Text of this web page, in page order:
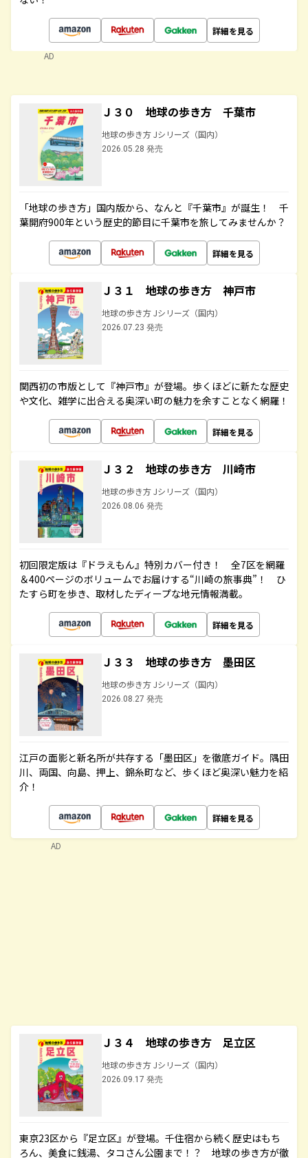
詳細を見る
AD
Ｊ３０ 地球の歩き方 千葉市
地球の歩き方 Jシリーズ（国内）
2026.05.28 発売
「地球の歩き方」国内版から、なんと『千葉市』が誕生！ 千
葉開府900年という歴史的節目に千葉市を旅してみませんか？
詳細を見る
Ｊ３１ 地球の歩き方 神戸市
地球の歩き方 Jシリーズ（国内）
2026.07.23 発売
関西初の市版として『神戸市』が登場。歩くほどに新たな歴史
や文化、雑学に出合える奥深い町の魅力を余すことなく網羅！
詳細を見る
Ｊ３２ 地球の歩き方 川崎市
地球の歩き方 Jシリーズ（国内）
2026.08.06 発売
初回限定版は『ドラえもん』特別カバー付き！ 全7区を網羅
＆400ページのボリュームでお届けする“川崎の旅事典”！ ひ
たすら町を歩き、取材したディープな地元情報満載。
詳細を見る
Ｊ３３ 地球の歩き方 墨田区
地球の歩き方 Jシリーズ（国内）
2026.08.27 発売
江戸の面影と新名所が共存する「墨田区」を徹底ガイド。隅田
川、両国、向島、押上、錦糸町など、歩くほど奥深い魅力を紹
介！
詳細を見る
Ｊ３４ 地球の歩き方 足立区
地球の歩き方 Jシリーズ（国内）
2026.09.17 発売
東京23区から『足立区』が登場。千住宿から続く歴史はもち
ろん、美食に銭湯、タコさん公園まで！？ 地球の歩き方が徹
AD